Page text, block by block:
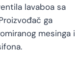
lavaboa sa
ga
mesinga i